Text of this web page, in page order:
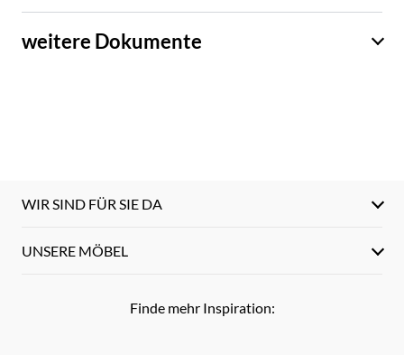
weitere Dokumente
WIR SIND FÜR SIE DA
UNSERE MÖBEL
Finde mehr Inspiration: